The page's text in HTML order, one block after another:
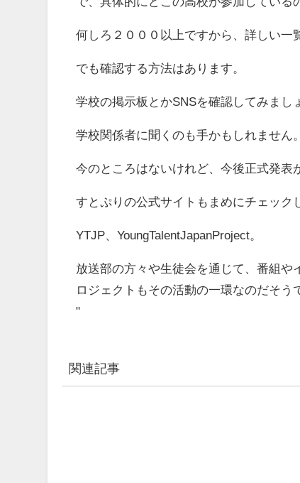
何しろ２０００以上ですから、詳しい一
でも確認する方法はあります。
学校の掲示板とかSNSを確認してみまし
学校関係者に聞くのも手かもしれません。
今のところはないけれど、今後正式発表
すとぷりの公式サイトもまめにチェック
YTJP、YoungTalentJapanProject。
放送部の方々や生徒会を通じて、番組
ロジェクトもその活動の一環なのだそう
"
関連記事